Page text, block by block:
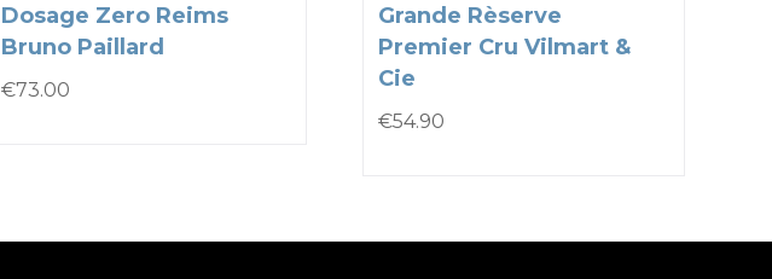
Dosage Zero Reims
Bruno Paillard
€73.00
Grande Rèserve
Premier Cru Vilmart &
Cie
€54.90